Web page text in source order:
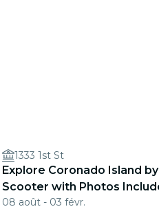
1333 1st St
Explore Coronado Island by
Scooter with Photos
08 août - 03 févr.